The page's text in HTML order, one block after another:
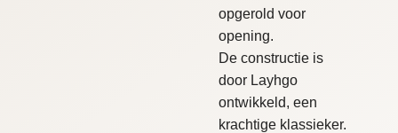
opgerold voor
opening.
De constructie is
door Layhgo
ontwikkeld, een
krachtige klassieker.